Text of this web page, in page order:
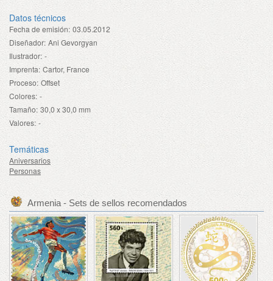
Datos técnicos
Fecha de emisión: 03.05.2012
Diseñador: Ani Gevorgyan
Ilustrador: -
Imprenta: Cartor, France
Proceso: Offset
Colores: -
Tamaño: 30,0 x 30,0 mm
Valores: -
Temáticas
Aniversarios
Personas
Armenia - Sets de sellos recomendados